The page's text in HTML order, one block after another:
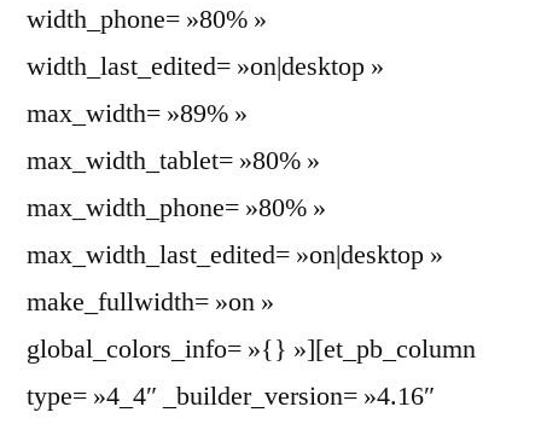
width_phone= »80% »
width_last_edited= »on|desktop »
max_width= »89% »
max_width_tablet= »80% »
max_width_phone= »80% »
max_width_last_edited= »on|desktop »
make_fullwidth= »on »
global_colors_info= »{} »][et_pb_column
type= »4_4″ _builder_version= »4.16″